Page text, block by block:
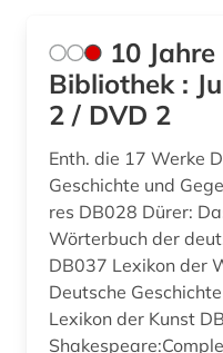
anglistik (9)
anglistik
anleitung (1)
anspielung (1)
Europa (12)
Finnland (14)
Frankreich (3)
GUS (3)
Griechenland (2)
10
Bibliothek :
2 / DVD 2
Enth. die 17 Werke DB012 Die Religion in
Geschichte und
res DB028 Dürer:
Wörterbuch der
DB037 Lexikon der
Deutsche
Lexikon der Kunst